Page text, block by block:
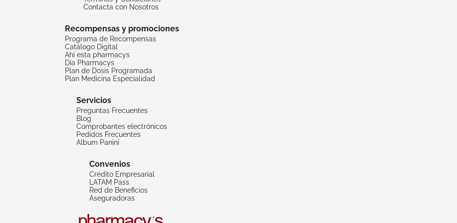
Contacta con Nosotros
Recompensas y promociones
Programa de Recompensas
Catálogo Digital
Ahí esta pharmacys
Día Pharmacys
Plan de Dosis Programada
Plan Medicina Especialidad
Servicios
Preguntas Frecuentes
Blog
Comprobantes electrónicos
Pedidos Frecuentes
Album Panini
Convenios
Crédito Empresarial
LATAM Pass
Red de Beneficios
Aseguradoras